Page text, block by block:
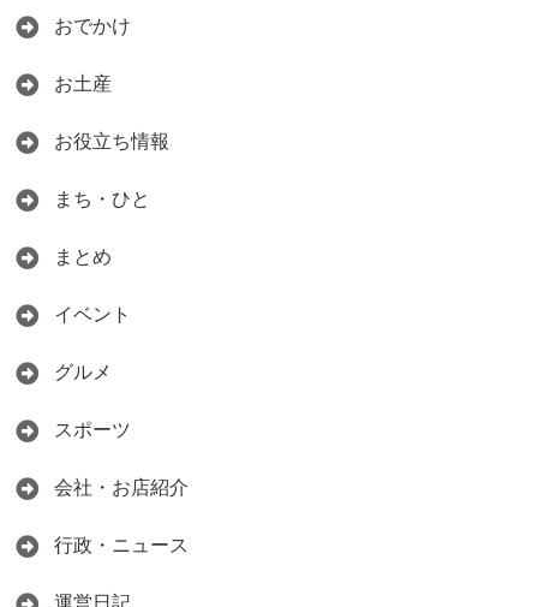
おでかけ
お土産
お役立ち情報
まち・ひと
まとめ
イベント
グルメ
スポーツ
会社・お店紹介
行政・ニュース